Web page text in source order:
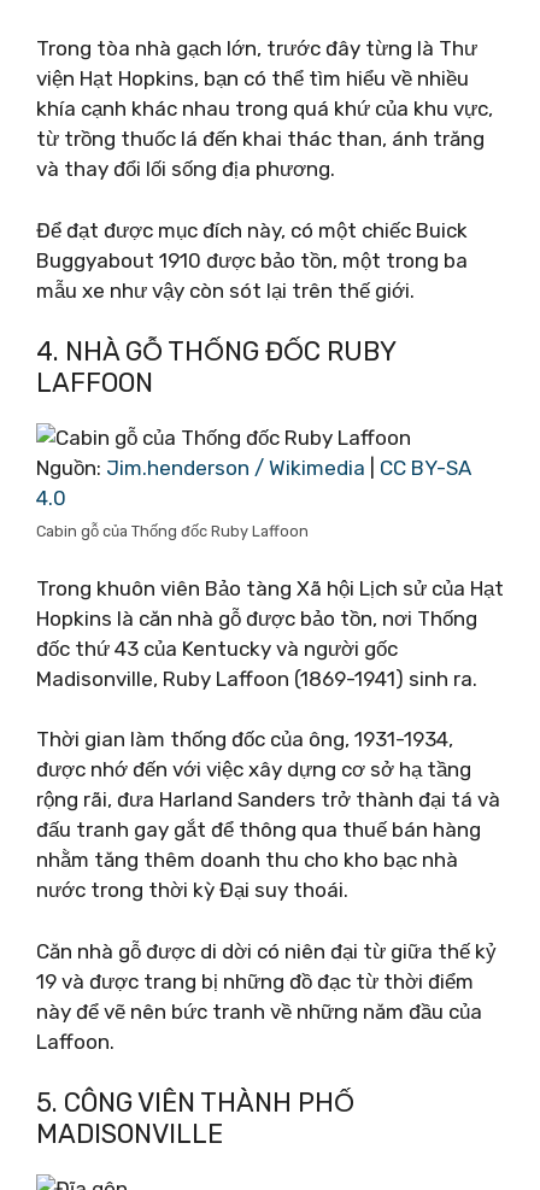
Trong tòa nhà gạch lớn, trước đây từng là Thư
viện Hạt Hopkins, bạn có thể tìm hiểu về nhiều
khía cạnh khác nhau trong quá khứ của khu vực,
từ trồng thuốc lá đến khai thác than, ánh trăng
và thay đổi lối sống địa phương.
Để đạt được mục đích này, có một chiếc Buick
Buggyabout 1910 được bảo tồn, một trong ba
mẫu xe như vậy còn sót lại trên thế giới.
4. NHÀ GỖ THỐNG ĐỐC RUBY
LAFFOON
Nguồn: Jim.henderson / Wikimedia
CC BY-SA
4.0
Cabin gỗ của Thống đốc Ruby Laffoon
Trong khuôn viên Bảo tàng Xã hội Lịch sử của Hạt
Hopkins là căn nhà gỗ được bảo tồn, nơi Thống
đốc thứ 43 của Kentucky và người gốc
Madisonville, Ruby Laffoon (1869-1941) sinh ra.
Thời gian làm thống đốc của ông, 1931-1934,
được nhớ đến với việc xây dựng cơ sở hạ tầng
rộng rãi, đưa Harland Sanders trở thành đại tá và
đấu tranh gay gắt để thông qua thuế bán hàng
nhằm tăng thêm doanh thu cho kho bạc nhà
nước trong thời kỳ Đại suy thoái.
Căn nhà gỗ được di dời có niên đại từ giữa thế kỷ
19 và được trang bị những đồ đạc từ thời điểm
này để vẽ nên bức tranh về những năm đầu của
Laffoon.
5. CÔNG VIÊN THÀNH PHỐ
MADISONVILLE